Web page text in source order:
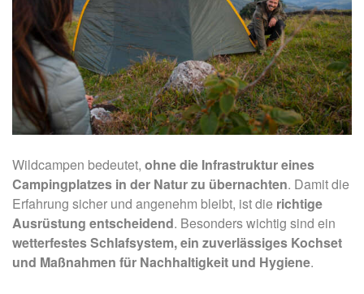
Wildcampen bedeutet, ohne die Infrastruktur eines
Campingplatzes in der Natur zu übernachten. Damit die
Erfahrung sicher und angenehm bleibt, ist die richtige
Ausrüstung entscheidend. Besonders wichtig sind ein
wetterfestes Schlafsystem, ein zuverlässiges Kochset
und Maßnahmen für Nachhaltigkeit und Hygiene.